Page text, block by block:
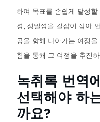
하여 목표를 손쉽게 달성
성, 정밀성을 길잡이 삼아
공을 향해 나아가는 여정
힘을 통해 그 여정을 추진
녹취록 번역
선택해야 하
까요?